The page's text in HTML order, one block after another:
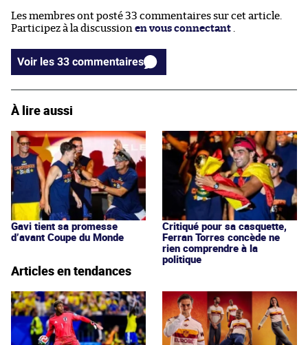
Les membres ont posté 33 commentaires sur cet article.
Participez à la discussion en vous connectant .
Voir les 33 commentaires
À lire aussi
Gavi tient sa promesse
d’avant Coupe du Monde
Critiqué pour sa casquette,
Ferran Torres concède ne
rien comprendre à la
politique
Articles en tendances